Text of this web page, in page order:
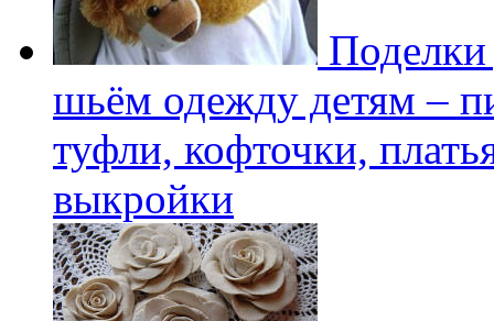
шьём одежду детям –
туфли, кофточки,
выкройки